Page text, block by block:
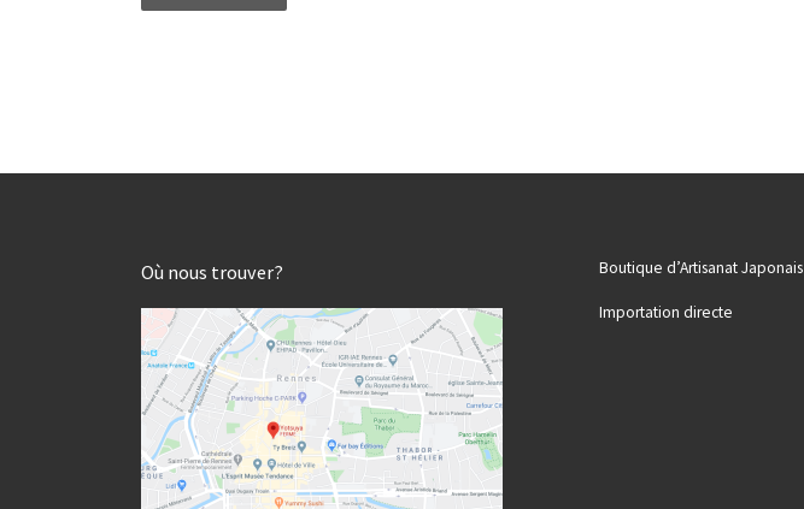
Où nous trouver? Boutique d’Artisanat Japonais
Importation directe